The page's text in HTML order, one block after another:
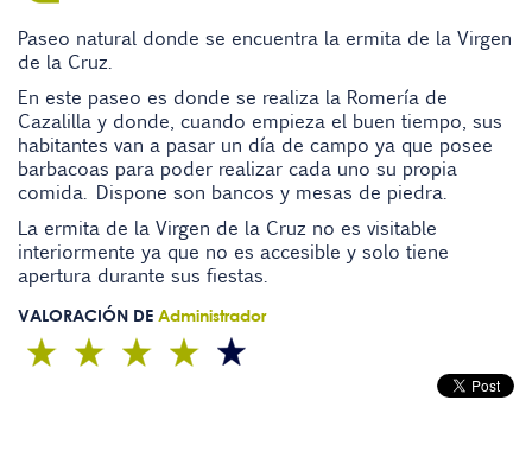
Paseo natural donde se encuentra la ermita de la Virgen
de la Cruz.
En este paseo es donde se realiza la Romería de
Cazalilla y donde, cuando empieza el buen tiempo, sus
habitantes van a pasar un día de campo ya que posee
barbacoas para poder realizar cada uno su propia
comida. Dispone son bancos y mesas de piedra.
La ermita de la Virgen de la Cruz no es visitable
interiormente ya que no es accesible y solo tiene
apertura durante sus fiestas.
VALORACIÓN DE Administrador